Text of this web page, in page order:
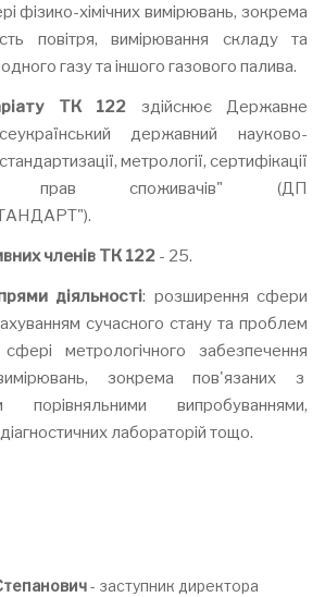
фізико-хімічних вимірювань, зокрема
повітря, вимірювання складу та
газу та іншого газового палива.
ТК 122 здійснює Державне
державний науково-
метрології, сертифікації
прав споживачів" (ДП
членів ТК 122 - 25.
діяльності: розширення сфери
сучасного стану та проблем
метрологічного забезпечення
вимірювань, зокрема пов'язаних з
порівняльними випробуваннями,
лабораторій тощо.
- заступник директора